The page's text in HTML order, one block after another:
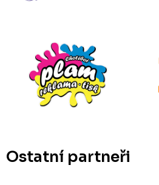
Ostatní partneři